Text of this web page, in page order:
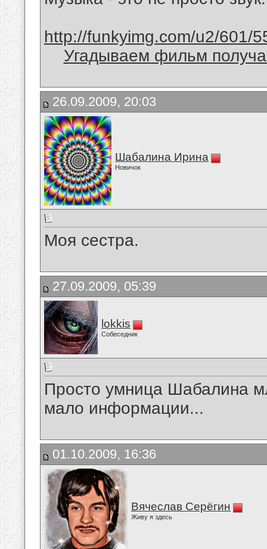
http://funkyimg.com/u2/601/
Угадываем фильм
26.09.2009, 20:03
Шабалина Ирина
Новичок
Моя сестра.
27.09.2009, 05:39
lokkis
Собеседник
Просто умница Шабалина
мало информации...
01.10.2009, 16:36
Вячеслав Серёгин
Живу я здесь